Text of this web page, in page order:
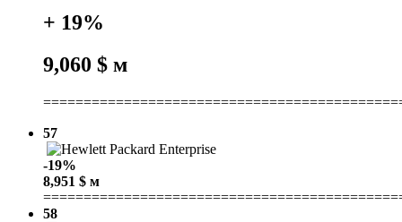
+ 19%
9,060 $ м
57
-19%
8,951 $ м
58